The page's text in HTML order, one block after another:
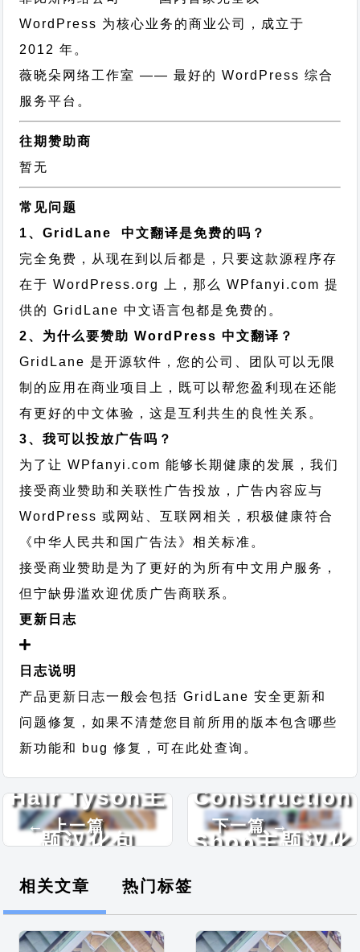
WordPress 为核心业务的商业公司，成立于
2012 年。
薇晓朵网络工作室 —— 最好的 WordPress 综合
服务平台。
往期赞助商
暂无
常见问题
1、GridLane 中文翻译是免费的吗？
完全免费，从现在到以后都是，只要这款源程序存
在于 WordPress.org 上，那么 WPfanyi.com 提
供的 GridLane 中文语言包都是免费的。
2、为什么要赞助 WordPress 中文翻译？
GridLane 是开源软件，您的公司、团队可以无限
制的应用在商业项目上，既可以帮您盈利现在还能
有更好的中文体验，这是互利共生的良性关系。
3、我可以投放广告吗？
为了让 WPfanyi.com 能够长期健康的发展，我们
接受商业赞助和关联性广告投放，广告内容应与
WordPress 或网站、互联网相关，积极健康符合
《中华人民共和国广告法》相关标准。
接受商业赞助是为了更好的为所有中文用户服务，
但宁缺毋滥欢迎优质广告商联系。
更新日志
日志说明
产品更新日志一般会包括 GridLane 安全更新和
问题修复，如果不清楚您目前所用的版本包含哪些
新功能和 bug 修复，可在此处查询。
← 上一篇
Hair Tyson主
题汉化包
下一篇 →
Bosa
Construction
Shop主题汉化
相关文章 热门标签